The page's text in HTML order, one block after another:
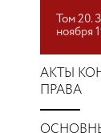
Том 20.
ноября
АКТЫ
ПРАВА